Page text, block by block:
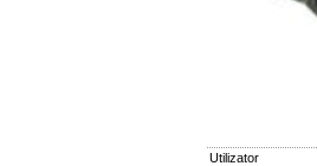
Utilizator